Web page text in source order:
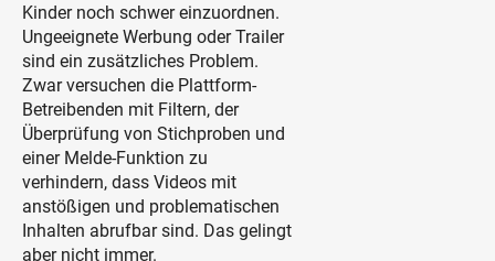
Kinder noch schwer einzuordnen.
Ungeeignete Werbung oder Trailer
sind ein zusätzliches Problem.
Zwar versuchen die Plattform-
Betreibenden mit Filtern, der
Überprüfung von Stichproben und
einer Melde-Funktion zu
verhindern, dass Videos mit
anstößigen und problematischen
Inhalten abrufbar sind. Das gelingt
aber nicht immer.